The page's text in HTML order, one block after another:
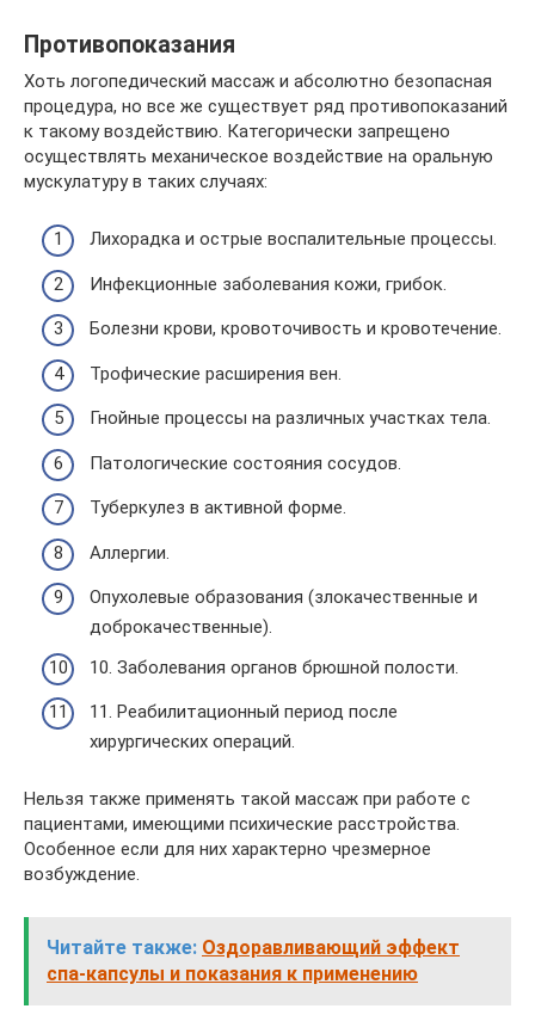
Противопоказания
Хоть логопедический массаж и абсолютно безопасная
процедура, но все же существует ряд противопоказаний
к такому воздействию. Категорически запрещено
осуществлять механическое воздействие на оральную
мускулатуру в таких случаях:
Лихорадка и острые воспалительные процессы.
Инфекционные заболевания кожи, грибок.
Болезни крови, кровоточивость и кровотечение.
Трофические расширения вен.
Гнойные процессы на различных участках тела.
Патологические состояния сосудов.
Туберкулез в активной форме.
Аллергии.
Опухолевые образования (злокачественные и
доброкачественные).
10. Заболевания органов брюшной полости.
11. Реабилитационный период после
хирургических операций.
Нельзя также применять такой массаж при работе с
пациентами, имеющими психические расстройства.
Особенное если для них характерно чрезмерное
возбуждение.
Читайте также: Оздоравливающий эффект
спа-капсулы и показания к применению